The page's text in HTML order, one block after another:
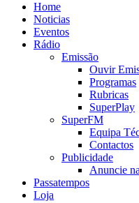
Home
Noticias
Eventos
Rádio
Emissão
Ouvir
Programas
Rubricas
SuperPlay
SuperFM
Equipa
Contactos
Publicidade
Anuncie
Passatempos
Loja